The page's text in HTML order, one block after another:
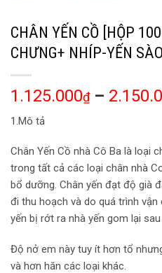
CHÂN YẾN CỒ [HỘP
CHƯNG+ NHÍP-YẾN
1.125.000₫–
1.Mô tả
Chân Yến Cồ nhà Cô Ba là loại
trong tất cả các loại chân nhà
bổ dưỡng. Chân yến đạt độ già
đi thu hoạch và do quá trình
yến bị rớt ra nhà yến gom lại
Độ nở em này tuy ít hơn tổ
và hơn hăn các loại khác.